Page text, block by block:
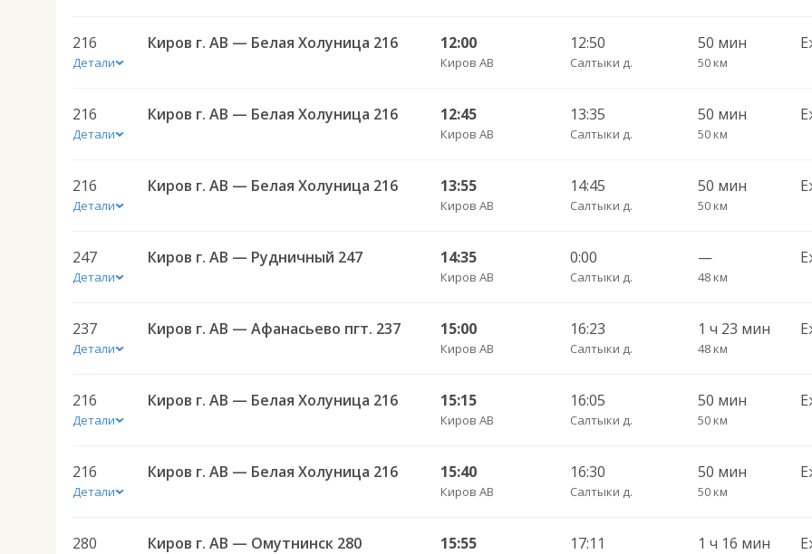
216
Детали
Киров г. АВ — Белая Холуница 216 12:00
Киров АВ
12:50
Салтыки д.
50 мин
50 км
216
Детали
Киров г. АВ — Белая Холуница 216 12:45
Киров АВ
13:35
Салтыки д.
50 мин
50 км
216
Детали
Киров г. АВ — Белая Холуница 216 13:55
Киров АВ
14:45
Салтыки д.
50 мин
50 км
247
Детали
Киров г. АВ — Рудничный 247 14:35
Киров АВ
0:00
Салтыки д.
—
48 км
237
Детали
Киров г. АВ — Афанасьево пгт. 237 15:00
Киров АВ
16:23
Салтыки д.
1 ч 23 мин
48 км
216
Детали
Киров г. АВ — Белая Холуница 216 15:15
Киров АВ
16:05
Салтыки д.
50 мин
50 км
216
Детали
Киров г. АВ — Белая Холуница 216 15:40
Киров АВ
16:30
Салтыки д.
50 мин
50 км
280 Киров г. АВ — Омутнинск 280 15:55 17:11 1 ч 16 мин